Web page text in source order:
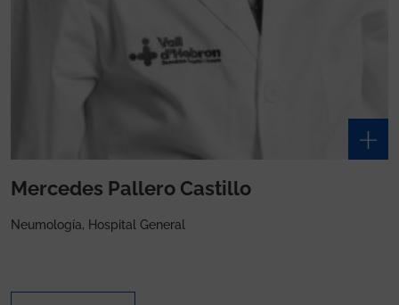
Mercedes Pallero Castillo
Neumología, Hospital General